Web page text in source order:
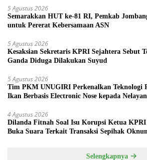
5 Agustus 2026
Semarakkan HUT ke-81 RI, Pemkab
untuk Pererat Kebersamaan ASN
5 Agustus 2026
Kesaksian Sekretaris KPRI Sejahtera Sebut
Ganda Diduga Dilakukan Suyud
5 Agustus 2026
Tim PKM UNUGIRI Perkenalkan Teknologi
Ikan Berbasis Electronic Nose kepada
4 Agustus 2026
Dilanda Fitnah Soal Isu Korupsi Ketua KPRI
Buka Suara Terkait Transaksi Sepihak
Selengkapnya